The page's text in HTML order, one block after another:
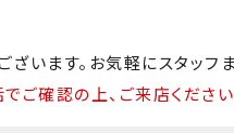
ます。お気軽にスタッフま
確認の上、ご来店ください